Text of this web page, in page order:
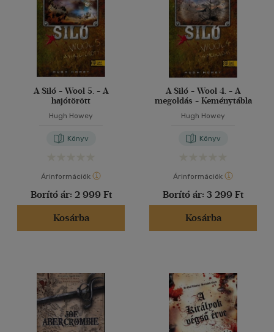
A Siló - Wool 5. - A
hajótörött
Hugh Howey
Könyv
Árinformációk
Borító ár: 2 999 Ft
Kosárba
A Siló - Wool 4. - A
megoldás - Keménytábla
Hugh Howey
Könyv
Árinformációk
Borító ár: 3 299 Ft
Kosárba